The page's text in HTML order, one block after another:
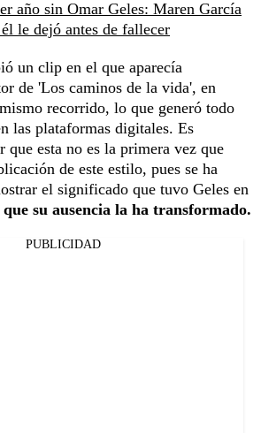
año sin Omar Geles: Maren García
le dejó antes de fallecer
un clip en el que aparecía
de 'Los caminos de la vida', en
recorrido, lo que generó todo
las plataformas digitales. Es
que esta no es la primera vez que
de este estilo, pues se ha
el significado que tuvo Geles en
su ausencia la ha transformado.
PUBLICIDAD